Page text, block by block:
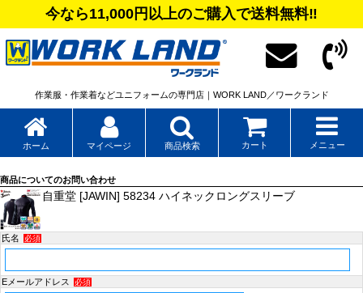
今なら11,000円以上のご購入で送料無料‼
作業服・作業着などユニフォームの専門店｜WORK LAND／ワークランド
ホーム マイページ 商品検索 カート メニュー
商品についてのお問い合わせ
自重堂 [JAWIN] 58234 ハイネックロングスリーブ
氏名 必須
Eメールアドレス 必須